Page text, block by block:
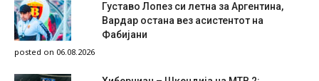
Густаво Лопез си летна за Аргентина,
Вардар остана вез асистентот на
Фабијани
posted on 06.08.2026